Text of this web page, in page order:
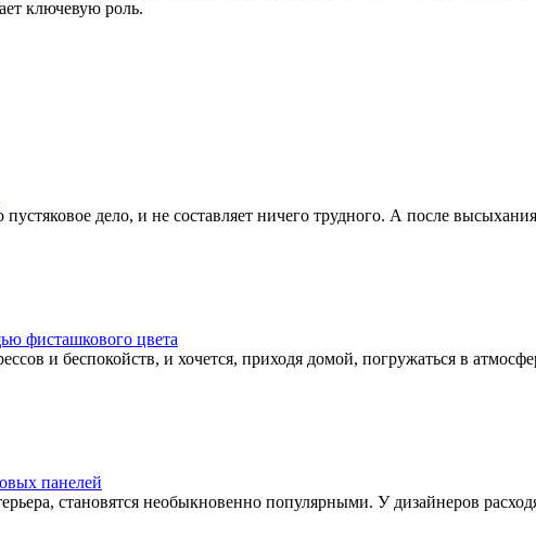
ключевую роль.
дело, и не составляет ничего трудного. А после
фисташкового цвета
и беспокойств, и хочется, приходя домой, погружаться в
панелей
становятся необыкновенно популярными. У дизайнеров